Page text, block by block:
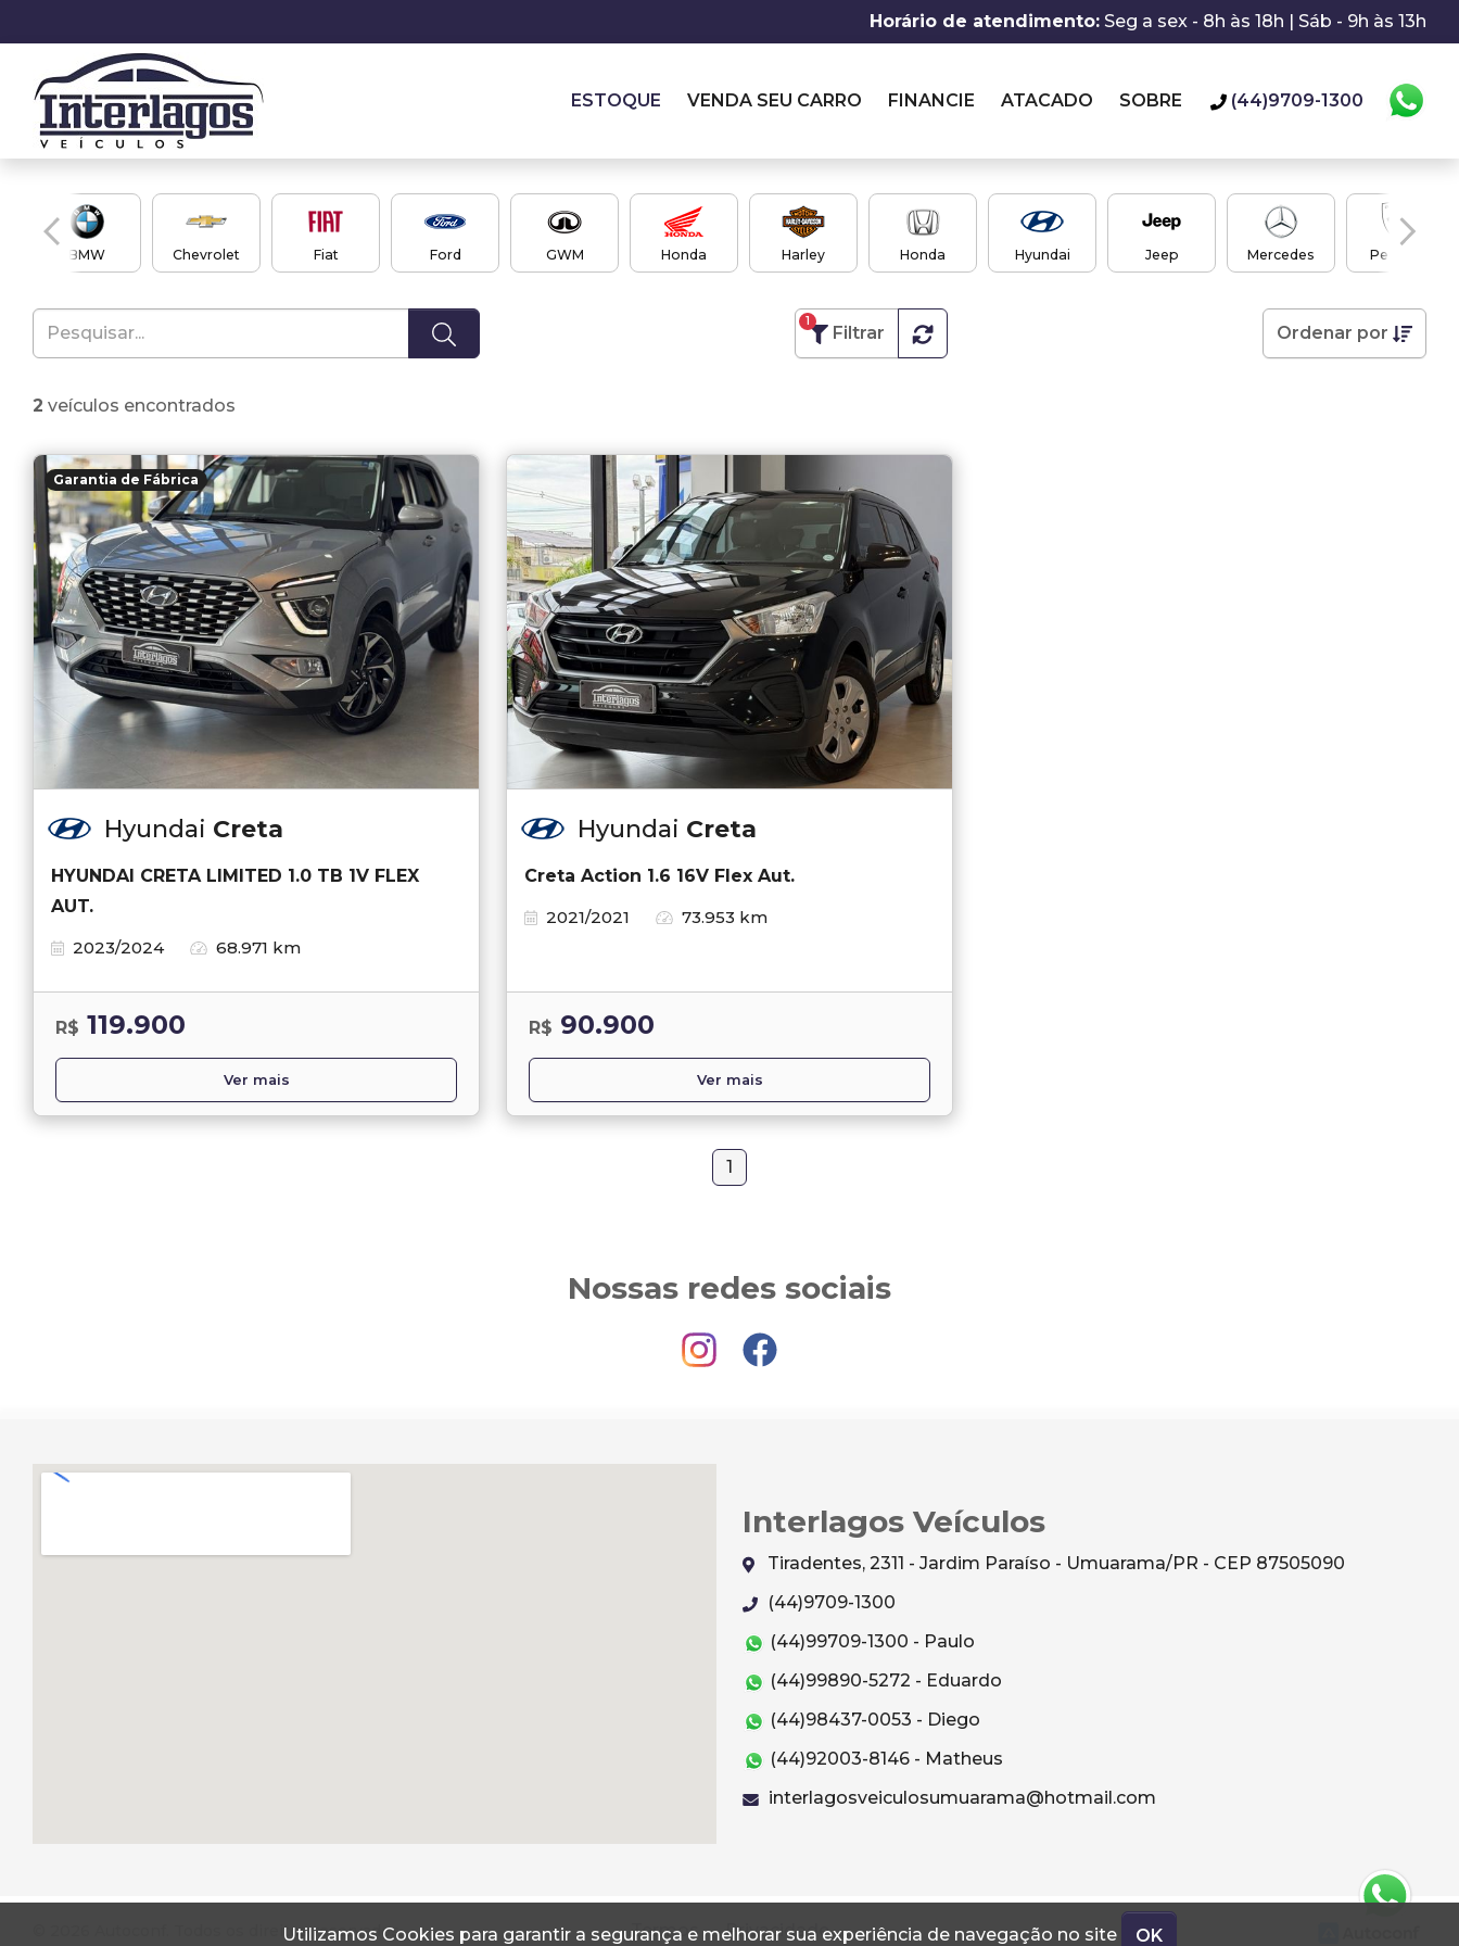
Utilizamos Cookies para garantir a segurança e melhorar sua experiência de navegação no site OK
Horário de atendimento: Seg a sex - 8h às 18h | Sáb - 9h às 13h
ESTOQUE VENDA SEU CARRO FINANCIE ATACADO SOBRE (44)9709-1300
BMW Chevrolet Fiat Ford GWM Honda Harley Honda Hyundai Jeep Mercedes Peugeot
Filtrar
1
Ordenar por
2 veículos encontrados
Garantia de Fábrica
Hyundai Creta
HYUNDAI CRETA LIMITED 1.0 TB 1V FLEX
AUT.
2023/2024
68.971 km
R$ 119.900
Ver mais
Hyundai Creta
Creta Action 1.6 16V Flex Aut.
2021/2021
73.953 km
R$ 90.900
Ver mais
1
Nossas redes sociais
Interlagos Veículos
Tiradentes, 2311 - Jardim Paraíso - Umuarama/PR - CEP 87505090
(44)9709-1300
(44)99709-1300 - Paulo
(44)99890-5272 - Eduardo
(44)98437-0053 - Diego
(44)92003-8146 - Matheus
interlagosveiculosumuarama@hotmail.com
© 2026 Autoconf. Todos os direitos reservados. Termos Privacidade